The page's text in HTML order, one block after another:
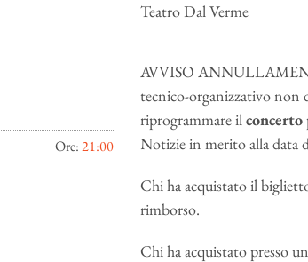
Ore:21:00
Teatro Dal Verme
AVVISO
tecnico-organizzativo non
riprogrammare ilconcerto
Notizie in merito alla data
Chi ha acquistato il
rimborso.
Chi ha acquistato presso